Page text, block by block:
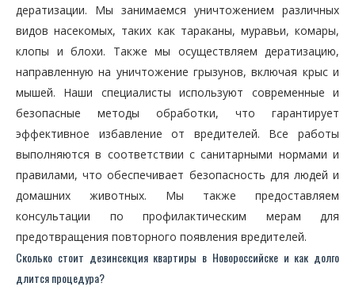
дератизации. Мы занимаемся уничтожением различных
видов насекомых, таких как тараканы, муравьи, комары,
клопы и блохи. Также мы осуществляем дератизацию,
направленную на уничтожение грызунов, включая крыс и
мышей. Наши специалисты используют современные и
безопасные методы обработки, что гарантирует
эффективное избавление от вредителей. Все работы
выполняются в соответствии с санитарными нормами и
правилами, что обеспечивает безопасность для людей и
домашних животных. Мы также предоставляем
консультации по профилактическим мерам для
предотвращения повторного появления вредителей.
Сколько стоит дезинсекция квартиры в Новороссийске и как долго
длится процедура?